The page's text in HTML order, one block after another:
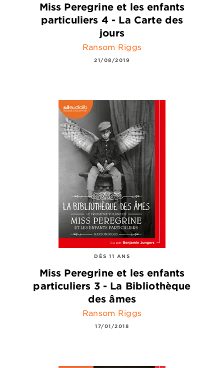
Miss Peregrine et les enfants
particuliers 4 - La Carte des
jours
Ransom Riggs
21/08/2019
DÈS 11 ANS
Miss Peregrine et les enfants
particuliers 3 - La Bibliothèque
des âmes
Ransom Riggs
17/01/2018